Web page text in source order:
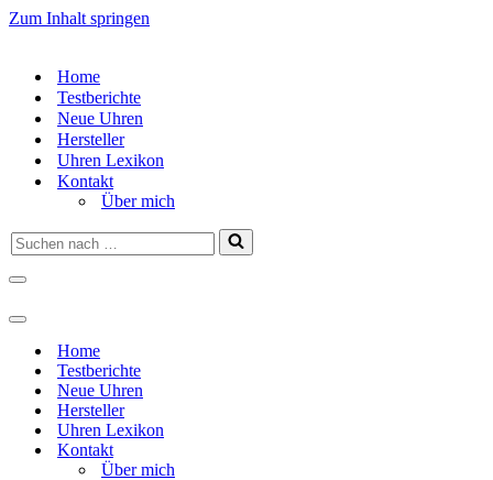
Zum Inhalt springen
Home
Testberichte
Neue Uhren
Hersteller
Uhren Lexikon
Kontakt
Über mich
Suchen
nach …
Navigationsmenü
Navigationsmenü
Home
Testberichte
Neue Uhren
Hersteller
Uhren Lexikon
Kontakt
Über mich